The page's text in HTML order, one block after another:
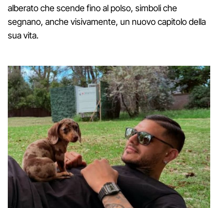
alberato che scende fino al polso, simboli che
segnano, anche visivamente, un nuovo capitolo della
sua vita.